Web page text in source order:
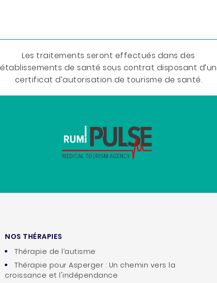
Les traitements seront effectués dans des
établissements de santé sous contrat disposant d’un
certificat d’autorisation de tourisme de santé.
NOS THÉRAPIES
Thérapie de l’autisme
Thérapie pour Asperger : Un chemin vers la
croissance et l'indépendance